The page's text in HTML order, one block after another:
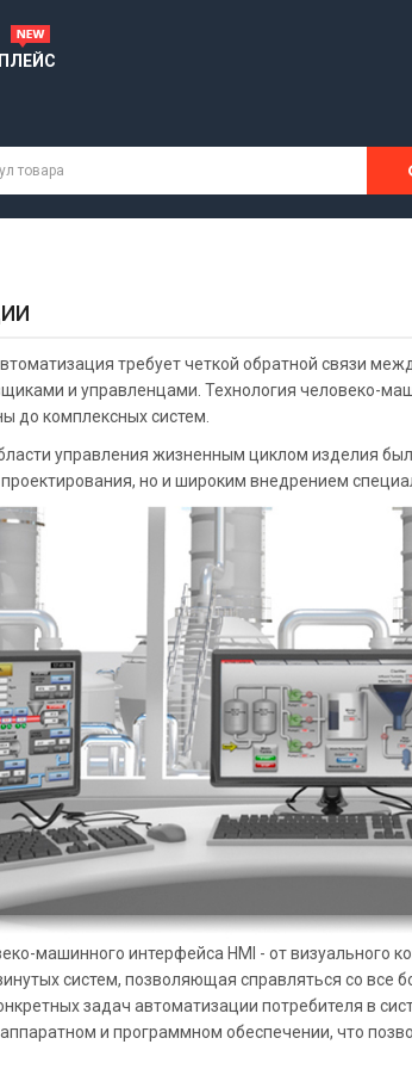
требует четкой обратной связи
и управленцами. Технология человеко-
до комплексных систем.
управления жизненным циклом изделия
но и широким внедрением
машинного интерфейса HMI - от визуального
систем, позволяющая справляться со
задач автоматизации потребителя в
и программном обеспечении, что